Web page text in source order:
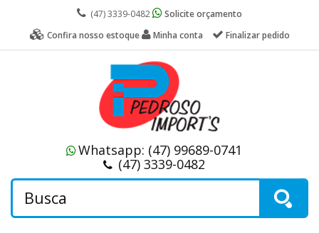
(47) 3339-0482
Solicite orçamento
Confira nosso estoque
Minha conta Finalizar pedido
Whatsapp: (47) 99689-0741
(47) 3339-0482